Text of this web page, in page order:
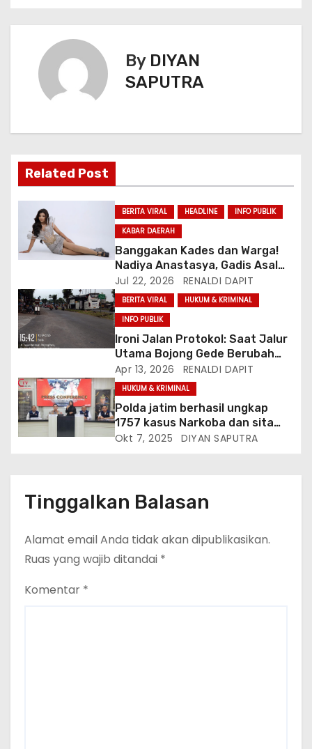
By DIYAN
SAPUTRA
Related Post
BERITA VIRAL HEADLINE
INFO PUBLIK
KABAR DAERAH
Banggakan Kades dan Warga!
Nadiya Anastasya, Gadis Asal
Gunungsari Citeureup Bawa
Nama Jawa Barat ke Miss
Bintang Remaja Indonesia 2026
Jul 22, 2026 RENALDI DAPIT
BERITA VIRAL
HUKUM & KRIMINAL
INFO PUBLIK
Ironi Jalan Protokol: Saat Jalur
Utama Bojong Gede Berubah
Jadi Garasi Bus AKAP
Apr 13, 2026 RENALDI DAPIT
HUKUM & KRIMINAL
Polda jatim berhasil ungkap
1757 kasus Narkoba dan sita
aset Rp 30,1 Miliyar dari jaringan
Okt 7, 2025 DIYAN SAPUTRA
Tinggalkan Balasan
Alamat email Anda tidak akan dipublikasikan.
Ruas yang wajib ditandai *
Komentar *